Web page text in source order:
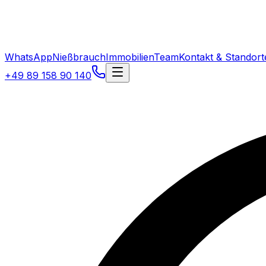
WhatsAppNießbrauchImmobilienTeamKontakt &
+49 89 158 90 140